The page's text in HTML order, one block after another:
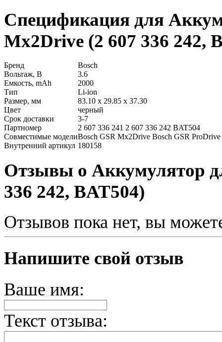
Спецификация для
Mx2Drive (2 607 336 242,
Бренд
Bosch
Вольтаж, В
3.6
Емкость, mAh
2000
Тип
Li-ion
Размер, мм
83.10 x 29.85 x 37.30
Цвет
черный
Срок доставки
3-7
Партномер
2 607 336 241 2 607 336 242 BAT504
Совместимые моделиBosch GSR Mx2Drive Bosch GSR ProDrive
Внутренний артикул 180158
Отзывы о Аккумулятор
336 242, BAT504)
Отзывов пока нет, вы
Напишите свой отзыв
Ваше имя:
Текст отзыва: